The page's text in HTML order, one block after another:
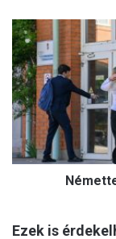
a
t
e
r
m
é
s
e
N
é
m
e
t
t
l
z
Ezek is